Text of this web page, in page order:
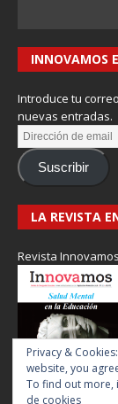
INNOVAMOS
Introduce tu
nuevas entradas.
Suscribir
LA REVISTA
Revista
Privacy &
website, you
To find out more,
de cookies